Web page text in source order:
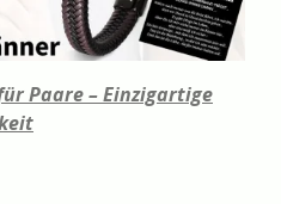
Paare – Einzigartige